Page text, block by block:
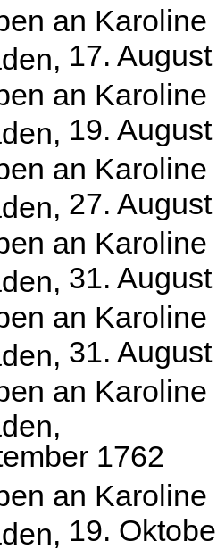
an Karoline
17.
an Karoline
19.
an Karoline
27.
an Karoline
31.
an Karoline
31.
an Karoline
1762
an Karoline
19.